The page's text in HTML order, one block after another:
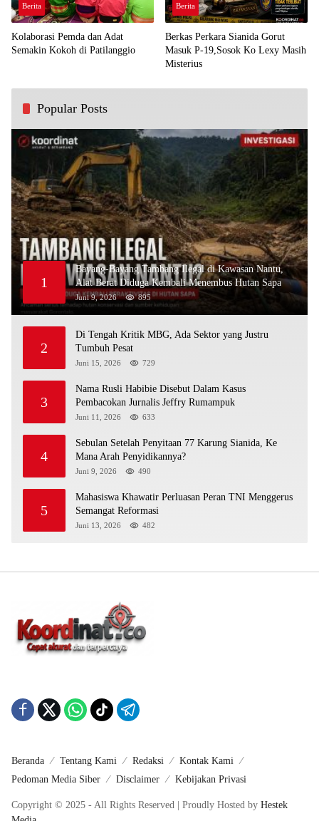
Berita
Kolaborasi Pemda dan Adat
Semakin Kokoh di Patilanggio
Berita
Berkas Perkara Sianida Gorut
Masuk P-19,Sosok Ko Lexy Masih
Misterius
Popular Posts
1
Bayang-Bayang Tambang Ilegal di Kawasan Nantu,
Alat Berat Diduga Kembali Menembus Hutan Sapa
Juni 9, 2026 895
2
Di Tengah Kritik MBG, Ada Sektor yang Justru
Tumbuh Pesat
Juni 15, 2026 729
3
Nama Rusli Habibie Disebut Dalam Kasus
Pembacokan Jurnalis Jeffry Rumampuk
Juni 11, 2026 633
4
Sebulan Setelah Penyitaan 77 Karung Sianida, Ke
Mana Arah Penyidikannya?
Juni 9, 2026 490
5
Mahasiswa Khawatir Perluasan Peran TNI Menggerus
Semangat Reformasi
Juni 13, 2026 482
Beranda Tentang Kami Redaksi
Kontak Kami
Pedoman Media Siber
Disclaimer Kebijakan Privasi
Copyright © 2025 - All Rights Reserved | Proudly Hosted by Hestek